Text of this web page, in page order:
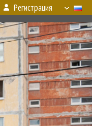
Регистрация